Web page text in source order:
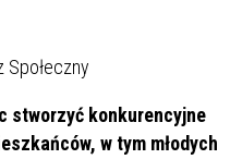
stworzyć konkurencyjne
w tym młodych